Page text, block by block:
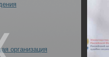
организация